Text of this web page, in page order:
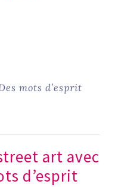
mots d’esprit
art avec
d’esprit